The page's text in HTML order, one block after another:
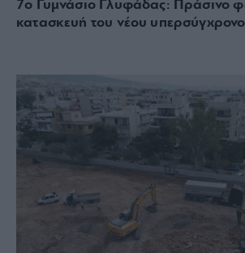
7ο Γυμνάσιο Γλυφάδας: Πράσινο
κατασκευή του νέου